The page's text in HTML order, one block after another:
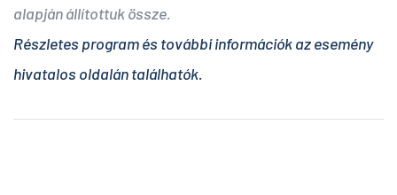
alapján állítottuk össze.
Részletes program és további információk az esemény
hivatalos oldalán találhatók.